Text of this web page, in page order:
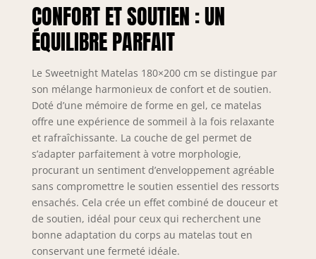
Spirales
emballées
individuellement
cm
ressorts enveloppés
individuellement et
de mousse à
mémoire de forme
en gel. AIDE POUR
VOS PROBLÈMES DE
SOMMEIL -
Sweetnight matelas
offre un excellent
soutien, un
soulagement de la
fatigue et une
dissipation de la
chaleur. Ce matelas
a une fermeté
moyenne, les bords
ne s'affaissent pas et
CONFORT ET SOUTIEN : UN
ÉQUILIBRE PARFAIT
Le Sweetnight Matelas 180×200 cm se distingue par
son mélange harmonieux de confort et de soutien.
Doté d’une mémoire de forme en gel, ce matelas
offre une expérience de sommeil à la fois relaxante
et rafraîchissante. La couche de gel permet de
s’adapter parfaitement à votre morphologie,
procurant un sentiment d’enveloppement agréable
sans compromettre le soutien essentiel des ressorts
ensachés. Cela crée un effet combiné de douceur et
de soutien, idéal pour ceux qui recherchent une
bonne adaptation du corps au matelas tout en
conservant une fermeté idéale.